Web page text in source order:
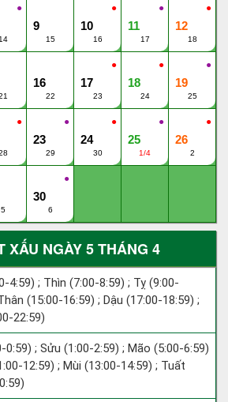
●
14
9
15
●
10
16
●
11
17
●
12
18
16
22
●
17
23
●
18
24
●
19
25
● ●
23
29
●
24
30
●
25
1/4
●
26
2
5
●
30
6
XẤU NGÀY 5 THÁNG 4
4:59) ; Thìn (7:00-8:59) ; Tỵ (9:00-
(15:00-16:59) ; Dậu (17:00-18:59) ;
22:59)
0:59) ; Sửu (1:00-2:59) ; Mão (5:00-6:59)
12:59) ; Mùi (13:00-14:59) ; Tuất